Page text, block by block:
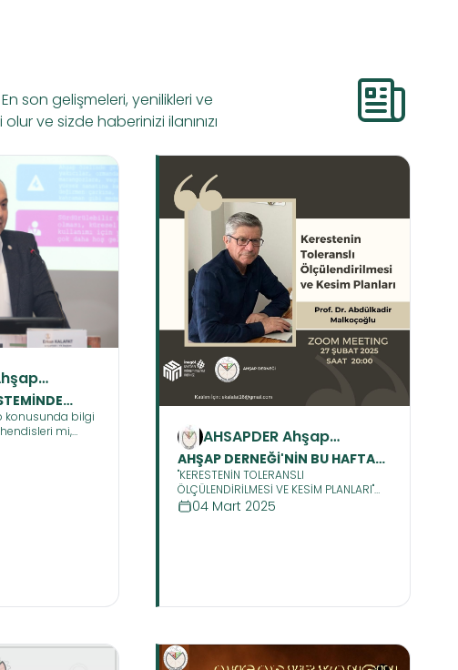
son gelişmeleri, yenilikleri ve
ve sizde haberinizi ilanınızı
Derneği
konusunda bilgi
mi,
çalışma alanı
AHSAPDER Ahşap
Sanayicileri ve
Profesyonelleri Derneği
AHŞAP DERNEĞİ'NİN BU HAFTAKİ
TOPLANTISI "KERESTENİN
TOLERANSLI ÖLÇÜLENDİRİLMESİ
VE KESİM PLANLARI" Video
"KERESTENİN TOLERANSLI
ÖLÇÜLENDİRİLMESİ VE KESİM PLANLARI"
Toplantısı Videosu
04 Mart 2025